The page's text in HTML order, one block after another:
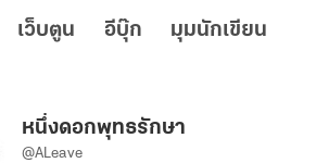
เว็บตูน อีบุ๊ก มุมนักเขียน
หนึ่งดอกพุทธรักษา
@ALeave